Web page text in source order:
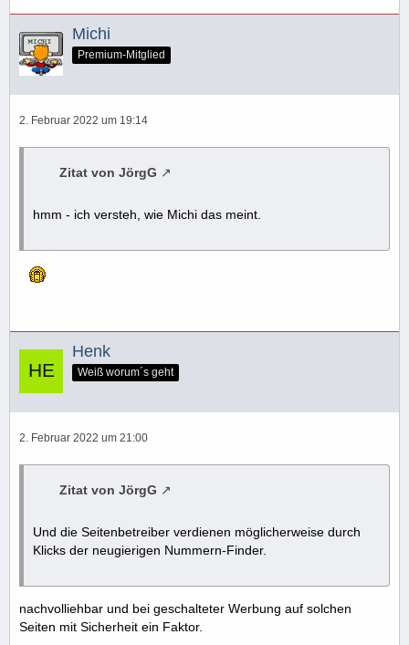
Michi
Premium-Mitglied
2. Februar 2022 um 19:14
Zitat von JörgG
hmm - ich versteh, wie Michi das meint.
Henk
Weiß worum´s geht
2. Februar 2022 um 21:00
Zitat von JörgG
Und die Seitenbetreiber verdienen möglicherweise durch
Klicks der neugierigen Nummern-Finder.
nachvolliehbar und bei geschalteter Werbung auf solchen
Seiten mit Sicherheit ein Faktor.